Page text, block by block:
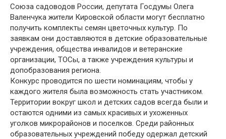
Союза садоводов России, депутата Госдумы Олега
Валенчука жители Кировской области могут бесплатно
получить комплекты семян цветочных культур. По
заявкам они доставляются в детские образовательные
учреждения, общества инвалидов и ветеранские
организации, ТОСы, а также учреждения культуры и
допобразования региона.
Конкурс проводится по шести номинациям, чтобы у
каждого жителя была возможность стать участником.
Территории вокруг школ и детских садов всегда были и
остаются одними из самых красивых и ухоженных
уголков микрорайонов и поселков. Среди районных
образовательных учреждений победу одержал детский